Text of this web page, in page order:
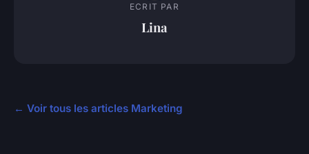
ECRIT PAR
Lina
← Voir tous les articles Marketing